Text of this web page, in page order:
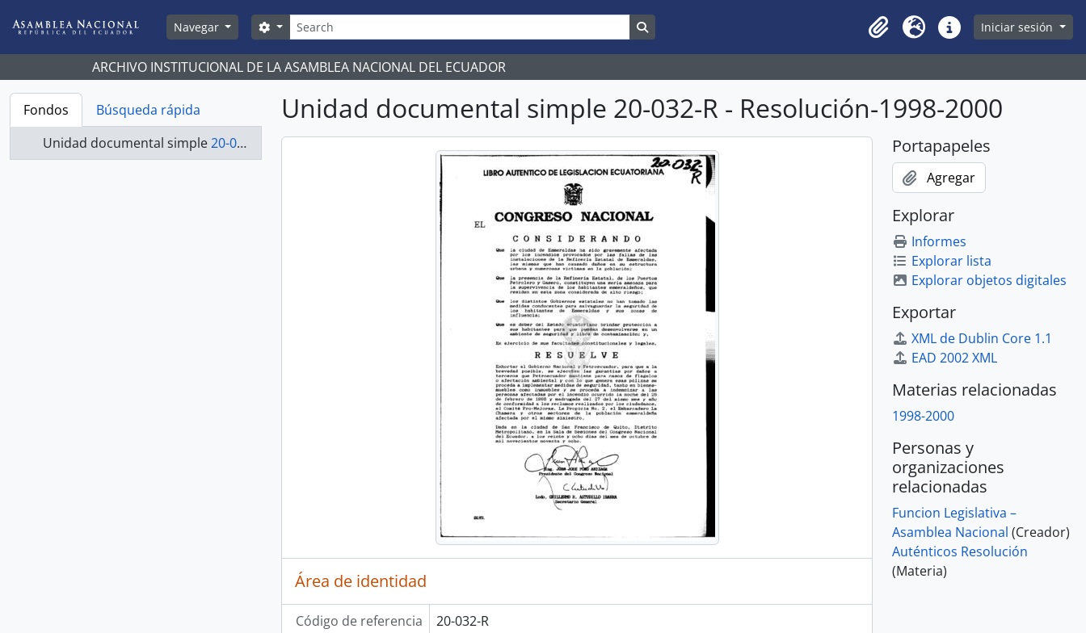
Navegar
Búsqueda
Search options
Clipboard
Idioma Enlaces rápidos
Iniciar sesión
ARCHIVO INSTITUCIONAL DE LA ASAMBLEA NACIONAL DEL ECUADOR
Fondos
Búsqueda rápida
Unidad documental simple20-032-R - Resolución-1998-2000
Unidad documental simple 20-032-R - Resolución-1998-2000
Área de identidad
Código de referencia
20-032-R
Portapapeles
Agregar
Explorar
Informes
Explorar lista
Explorar objetos digitales
Exportar
XML de Dublin Core 1.1
EAD 2002 XML
Materias relacionadas
1998-2000
Personas y
organizaciones
relacionadas
Funcion Legislativa –
Asamblea Nacional (Creador)
Auténticos Resolución
(Materia)